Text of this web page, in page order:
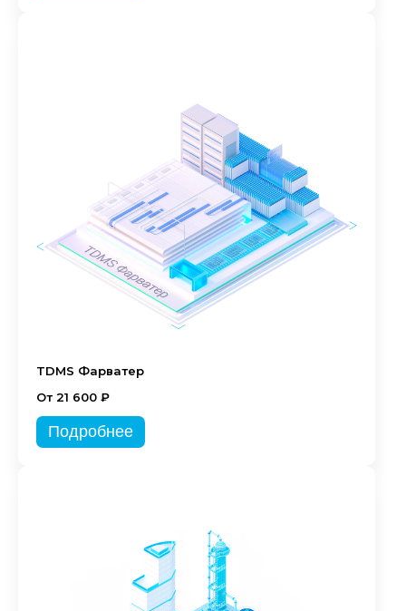
TDMS Фарватер
От 21 600 ₽
Подробнее